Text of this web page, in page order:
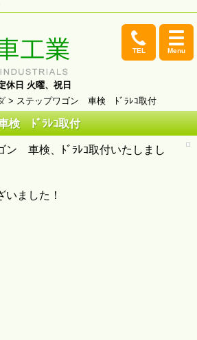
TEL Menu
日 火曜、祝日
> ステップワゴン 車検 ﾄﾞﾗﾚｺ取付
検 ﾄﾞﾗﾚｺ取付
車検、ﾄﾞﾗﾚｺ取付いたしまし
いました！